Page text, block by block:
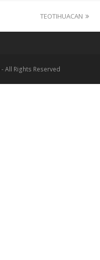
next
TEOTIHUACAN
- All Rights Reserved